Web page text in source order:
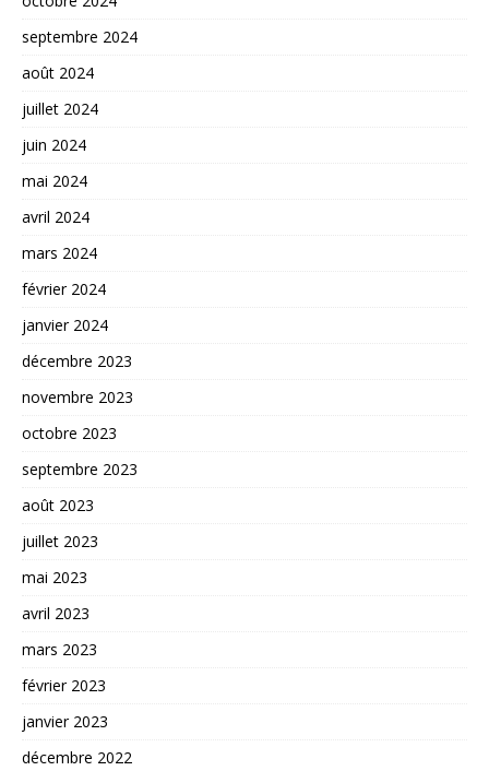
septembre 2024
août 2024
juillet 2024
juin 2024
mai 2024
avril 2024
mars 2024
février 2024
janvier 2024
décembre 2023
novembre 2023
octobre 2023
septembre 2023
août 2023
juillet 2023
mai 2023
avril 2023
mars 2023
février 2023
janvier 2023
décembre 2022